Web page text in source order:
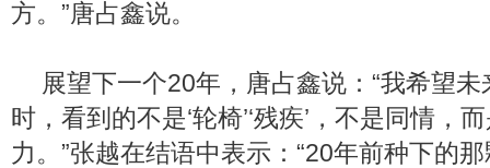
方。”唐占鑫说。
展望下一个20年，唐占鑫说：“我希望
时，看到的不是‘轮椅’‘残疾’，不是同情，
力。”张越在结语中表示：“20年前种下的